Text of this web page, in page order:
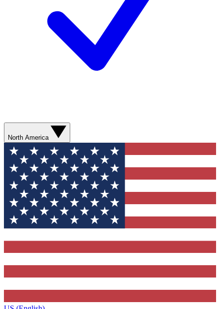
North America